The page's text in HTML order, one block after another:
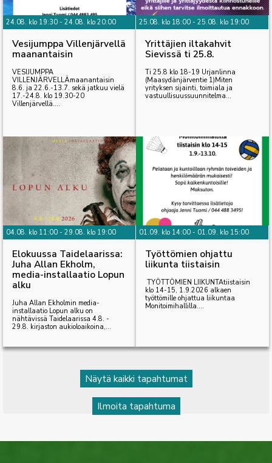
24.08. klo 19:30 - 24.08. klo 20:00
Vesijumppa Villenjärvellä
maanantaisin
VESIJUMPPA
VILLENJÄRVELLÄmaanantaisin
8.6. ja 22.6.-13.7. sekä jatkuu vielä
17.-24.8. klo 19.30-20
Villenjärvellä....
25.08. klo 18:00 - 25.08. klo 19:00
Yrittäjien iltakahvit
Sievissä ti 25.8.
Ti 25.8 klo 18-19 Urjanlinna
(Maasydänjärventie 1)Miten
yrityksen sijainti, toimiala ja
vastuullisuussuunnitelma...
04.08. klo 11:00 - 29.08. klo 19:00
Elokuussa Taidelaarissa:
Juha Allan Ekholm,
media-installaatio Lopun
alku
Juha Allan Ekholmin media-
installaatio Lopun alku on
nähtävissä Taidelaarissa 4.8. -
29.8. kirjaston aukioloaikoina,...
01.09. klo 14:00 - 01.09. klo 15:00
Työttömien ohjattu
liikunta tiistaisin
TYÖTTÖMIEN LIIKUNTAtiistaisin
klo 14-15, 1.9.2026 alkaen
työttömille ohjattua liikuntaa
Monitoimihallilla....
Näytä kaikki tapahtumat
Ilmoita tapahtuma